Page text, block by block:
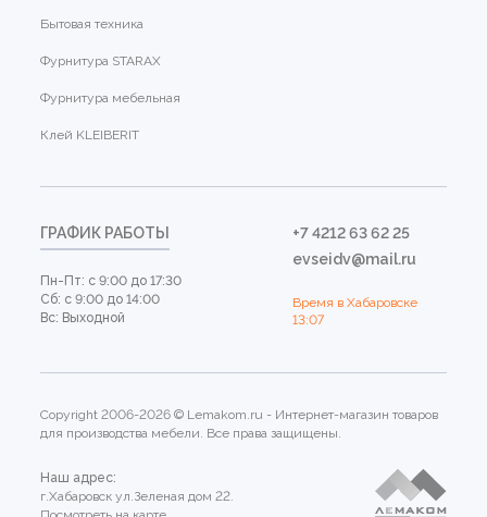
Бытовая техника
Фурнитура STARAX
Фурнитура мебельная
Клей KLEIBERIT
ГРАФИК РАБОТЫ
Пн-Пт: с 9:00 до 17:30
Сб: с 9:00 до 14:00
Вс: Выходной
+7 4212 63 62 25
evseidv@mail.ru
Время в Хабаровске
13:07
Copyright 2006-2026 © Lemakom.ru - Интернет-магазин товаров
для производства мебели. Все права защищены.
Наш адрес:
г.Хабаровск ул.Зеленая дом 22.